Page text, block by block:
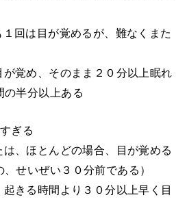
回は目が覚めるが、難なくまた
覚め、そのまま２０分以上眠れ
の半分以上ある
ぎる
、ほとんどの場合、目が覚める
せいぜい３０分前である）
きる時間より３０分以上早く目